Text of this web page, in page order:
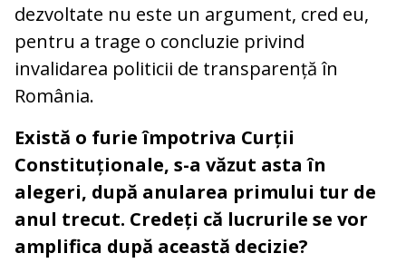
dezvoltate nu este un argument, cred eu,
pentru a trage o concluzie privind
invalidarea politicii de transparență în
România.
Există o furie împotriva Curții
Constituționale, s-a văzut asta în
alegeri, după anularea primului tur de
anul trecut. Credeți că lucrurile se vor
amplifica după această decizie?